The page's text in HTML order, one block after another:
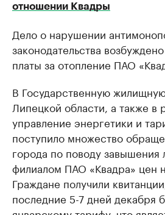
отношении Квадры
Дело о нарушении
законодательства
платы за отопление ПАО
В Государственную
Липецкой области, а также в
управление энергетики и
поступило множество
города по поводу завышения
филиалом ПАО «Квадра» цен
Граждане получили
последние 5-7 дней декабря